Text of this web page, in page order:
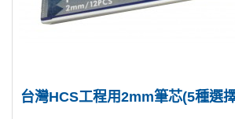
台灣HCS工程用2mm筆芯(5種選